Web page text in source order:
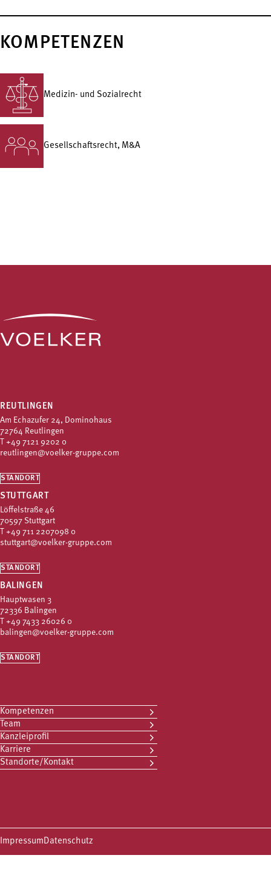
KOMPETENZEN
Medizin- und Sozialrecht
Gesellschafts­recht, M&A
REUTLINGEN
Am Echazufer 24, Dominohaus
72764 Reutlingen
+49 7121 9202 0
reutlingen@voelker-gruppe.com
STANDORT
STUTTGART
Löffelstraße 46
70597 Stuttgart
+49 711 2207098 0
stuttgart@voelker-gruppe.com
STANDORT
BALINGEN
Hauptwasen 3
72336 Balingen
+49 7433 26026 0
balingen@voelker-gruppe.com
STANDORT
Kompetenzen
Team
Kanzleiprofil
Karriere
Standorte/Kontakt
Impressum Datenschutz